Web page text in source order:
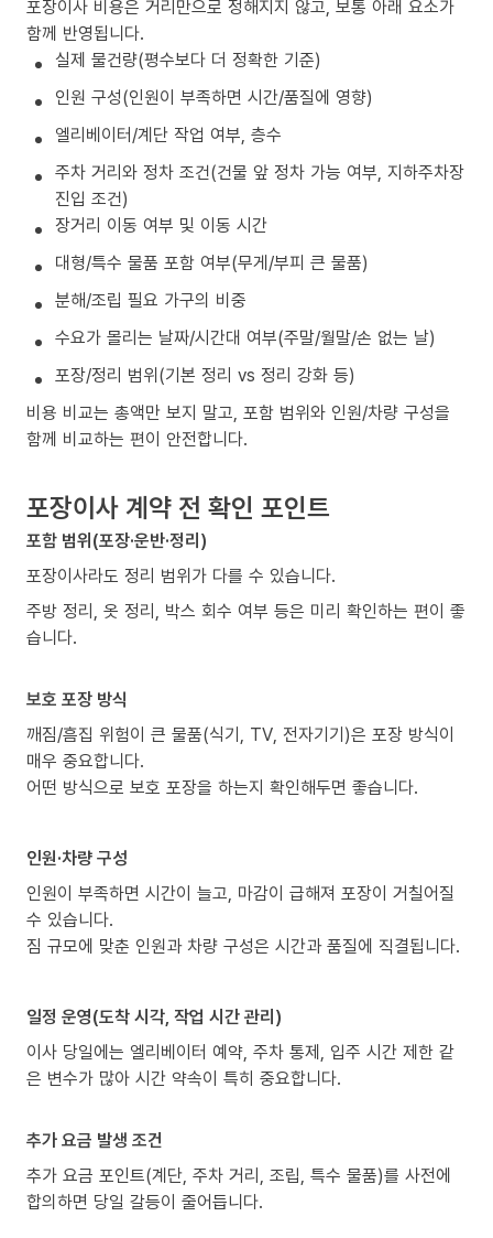
포장이사 비용은 거리만으로 정해지지 않고, 보통 아래 요소가
함께 반영됩니다.
실제 물건량(평수보다 더 정확한 기준)
인원 구성(인원이 부족하면 시간/품질에 영향)
엘리베이터/계단 작업 여부, 층수
주차 거리와 정차 조건(건물 앞 정차 가능 여부, 지하주차장
진입 조건)
장거리 이동 여부 및 이동 시간
대형/특수 물품 포함 여부(무게/부피 큰 물품)
분해/조립 필요 가구의 비중
수요가 몰리는 날짜/시간대 여부(주말/월말/손 없는 날)
포장/정리 범위(기본 정리 vs 정리 강화 등)
비용 비교는 총액만 보지 말고, 포함 범위와 인원/차량 구성을
함께 비교하는 편이 안전합니다.
포장이사 계약 전 확인 포인트
포함 범위(포장·운반·정리)
포장이사라도 정리 범위가 다를 수 있습니다.
주방 정리, 옷 정리, 박스 회수 여부 등은 미리 확인하는 편이 좋
습니다.
보호 포장 방식
깨짐/흠집 위험이 큰 물품(식기, TV, 전자기기)은 포장 방식이
매우 중요합니다.
어떤 방식으로 보호 포장을 하는지 확인해두면 좋습니다.
인원·차량 구성
인원이 부족하면 시간이 늘고, 마감이 급해져 포장이 거칠어질
수 있습니다.
짐 규모에 맞춘 인원과 차량 구성은 시간과 품질에 직결됩니다.
일정 운영(도착 시각, 작업 시간 관리)
이사 당일에는 엘리베이터 예약, 주차 통제, 입주 시간 제한 같
은 변수가 많아 시간 약속이 특히 중요합니다.
추가 요금 발생 조건
추가 요금 포인트(계단, 주차 거리, 조립, 특수 물품)를 사전에
합의하면 당일 갈등이 줄어듭니다.